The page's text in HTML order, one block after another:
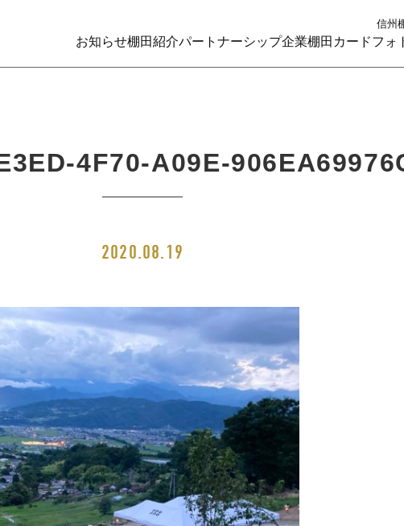
信州
お知らせ棚田紹介パートナーシップ企業棚田カードフォ
4F70-A09E-
2020.08.19